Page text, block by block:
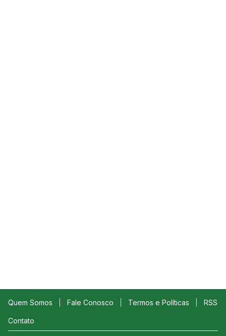
Quem Somos Fale Conosco Termos e Políticas RSS
Contato